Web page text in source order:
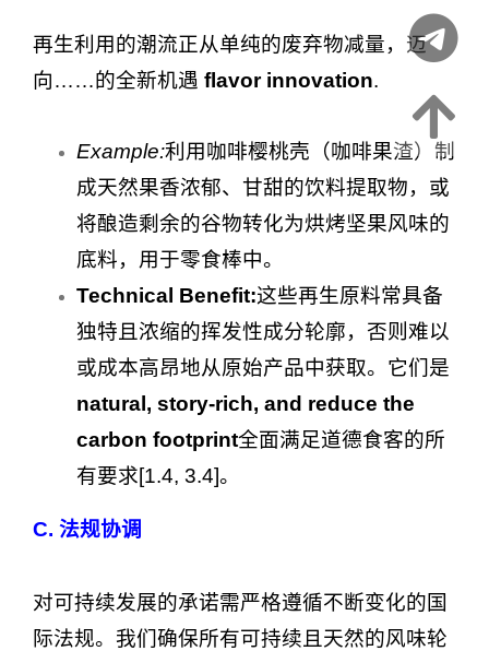
再生利用的潮流正从单纯的废弃物减量，迈
向……的全新机遇 flavor innovation.
Example:利用咖啡樱桃壳（咖啡果渣）制
成天然果香浓郁、甘甜的饮料提取物，或
将酿造剩余的谷物转化为烘烤坚果风味的
底料，用于零食棒中。
Technical Benefit:这些再生原料常具备
独特且浓缩的挥发性成分轮廓，否则难以
或成本高昂地从原始产品中获取。它们是
natural, story-rich, and reduce the
carbon footprint全面满足道德食客的所
有要求[1.4, 3.4]。
C. 法规协调
对可持续发展的承诺需严格遵循不断变化的国
际法规。我们确保所有可持续且天然的风味轮